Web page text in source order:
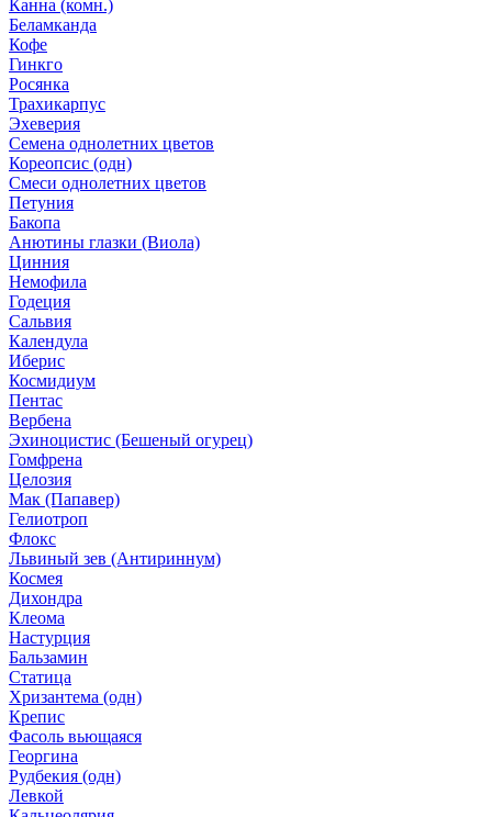
Канна (комн.)
Беламканда
Кофе
Гинкго
Росянка
Трахикарпус
Эхеверия
Семена однолетних цветов
Кореопсис (одн)
Смеси однолетних цветов
Петуния
Бакопа
Анютины глазки (Виола)
Цинния
Немофила
Годеция
Сальвия
Календула
Иберис
Космидиум
Пентас
Вербена
Эхиноцистис (Бешеный огурец)
Гомфрена
Целозия
Мак (Папавер)
Гелиотроп
Флокс
Львиный зев (Антириннум)
Космея
Дихондра
Клеома
Настурция
Бальзамин
Статица
Хризантема (одн)
Крепис
Фасоль вьющаяся
Георгина
Рудбекия (одн)
Левкой